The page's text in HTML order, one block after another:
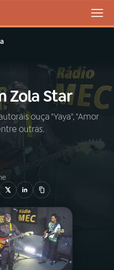
Zola Star
ouça "Yaya", "Amor
outras.